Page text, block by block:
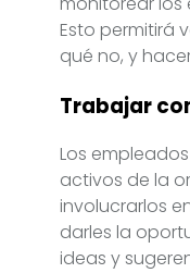
Esto permitirá
qué no, y
Trabajar
Los
activos de la
involucrarlos
darles la
ideas y